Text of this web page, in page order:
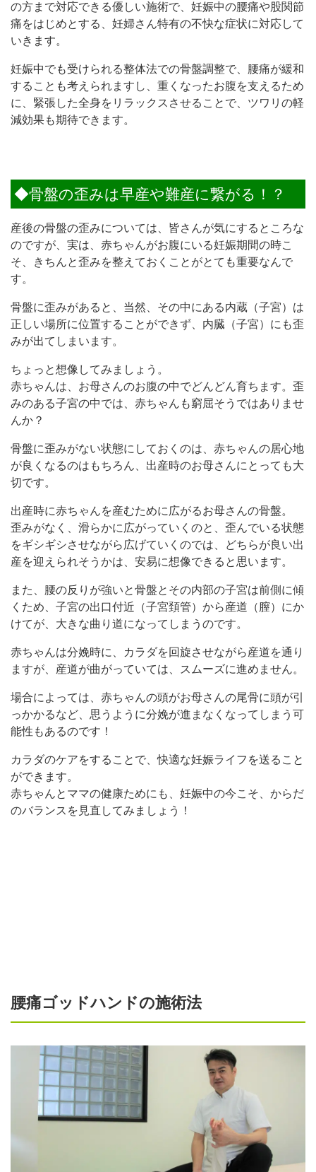
の方まで対応できる優しい施術で、妊娠中の腰痛や股関節
痛をはじめとする、妊婦さん特有の不快な症状に対応して
いきます。
妊娠中でも受けられる整体法での骨盤調整で、腰痛が緩和
することも考えられますし、重くなったお腹を支えるため
に、緊張した全身をリラックスさせることで、ツワリの軽
減効果も期待できます。
◆骨盤の歪みは早産や難産に繋がる！？
産後の骨盤の歪みについては、皆さんが気にするところな
のですが、実は、赤ちゃんがお腹にいる妊娠期間の時こ
そ、きちんと歪みを整えておくことがとても重要なんで
す。
骨盤に歪みがあると、当然、その中にある内蔵（子宮）は
正しい場所に位置することができず、内臓（子宮）にも歪
みが出てしまいます。
ちょっと想像してみましょう。
赤ちゃんは、お母さんのお腹の中でどんどん育ちます。歪
みのある子宮の中では、赤ちゃんも窮屈そうではありませ
んか？
骨盤に歪みがない状態にしておくのは、赤ちゃんの居心地
が良くなるのはもちろん、出産時のお母さんにとっても大
切です。
出産時に赤ちゃんを産むために広がるお母さんの骨盤。
歪みがなく、滑らかに広がっていくのと、歪んでいる状態
をギシギシさせながら広げていくのでは、どちらが良い出
産を迎えられそうかは、安易に想像できると思います。
また、腰の反りが強いと骨盤とその内部の子宮は前側に傾
くため、子宮の出口付近（子宮頚管）から産道（膣）にか
けてが、大きな曲り道になってしまうのです。
赤ちゃんは分娩時に、カラダを回旋させながら産道を通り
ますが、産道が曲がっていては、スムーズに進めません。
場合によっては、赤ちゃんの頭がお母さんの尾骨に頭が引
っかかるなど、思うように分娩が進まなくなってしまう可
能性もあるのです！
カラダのケアをすることで、快適な妊娠ライフを送ること
ができます。
赤ちゃんとママの健康ためにも、妊娠中の今こそ、からだ
のバランスを見直してみましょう！
腰痛ゴッドハンドの施術法